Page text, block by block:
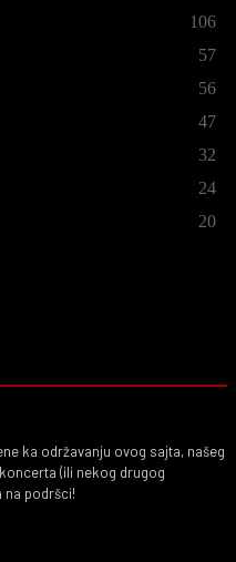
106
57
56
47
32
24
20
ka održavanju ovog sajta, našeg
(ili nekog drugog
na podršci!